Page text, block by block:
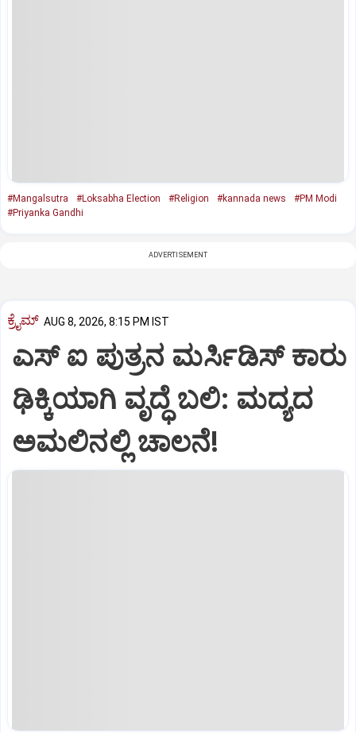
#Mangalsutra #Loksabha Election #Religion #kannada news
#PM Modi
#Priyanka Gandhi
ADVERTISEMENT
ಕ್ರೈಮ್ AUG 8, 2026, 8:15 PM IST
ಎಸ್ ಐ ಪುತ್ರನ ಮರ್ಸಿಡಿಸ್‌ ಕಾರು
ಢಿಕ್ಕಿಯಾಗಿ ವೃದ್ಧೆ ಬಲಿ: ಮದ್ಯದ
ಅಮಲಿನಲ್ಲಿ ಚಾಲನೆ!